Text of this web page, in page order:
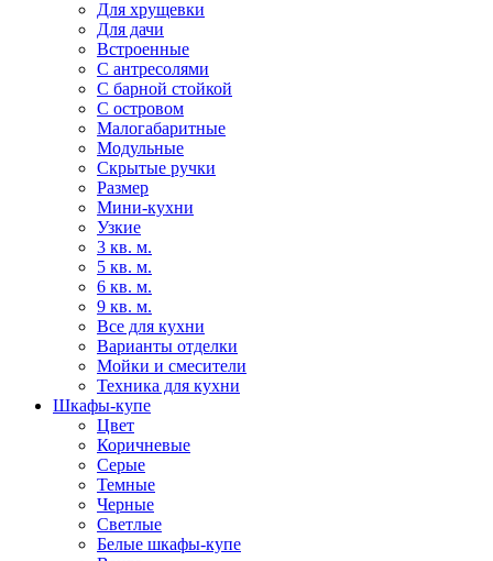
Для хрущевки
Для дачи
Встроенные
С антресолями
С барной стойкой
С островом
Малогабаритные
Модульные
Скрытые ручки
Размер
Мини-кухни
Узкие
3 кв. м.
5 кв. м.
6 кв. м.
9 кв. м.
Все для кухни
Варианты отделки
Мойки и смесители
Техника для кухни
Шкафы-купе
Цвет
Коричневые
Серые
Темные
Черные
Светлые
Белые шкафы-купе